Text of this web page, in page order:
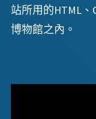
站所用的HTML、
博物館之內。